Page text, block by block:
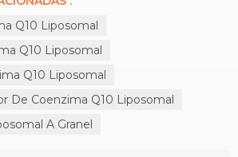
Q10 Liposomal
Q10 Liposomal
Q10 Liposomal
De Coenzima Q10 Liposomal
A Granel